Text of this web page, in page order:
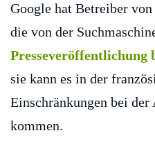
Google hat Betreiber von
die von der
Presseveröffentlichung
sie kann es in der
Einschränkungen bei der
kommen.